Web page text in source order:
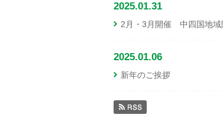
2025.01.31
2月・3月開催 中四国地域
2025.01.06
新年のご挨拶